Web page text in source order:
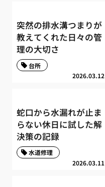
突然の排水溝つまりが
教えてくれた日々の管
理の大切さ
2026.03.12
台所
蛇口から水漏れが止ま
らない休日に試した解
決策の記録
2026.03.11
水道修理